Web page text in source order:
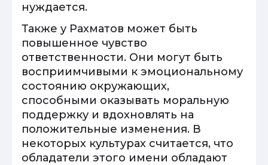
нуждается.
Также у Рахматов может быть
повышенное чувство
ответственности. Они могут быть
восприимчивыми к эмоциональному
состоянию окружающих,
способными оказывать моральную
поддержку и вдохновлять на
положительные изменения. В
некоторых культурах считается, что
обладатели этого имени обладают